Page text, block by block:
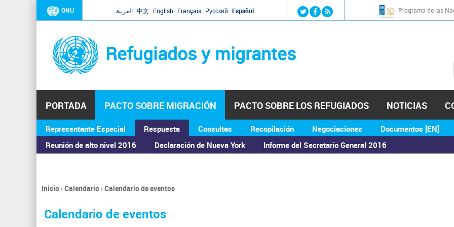
Jump to navigation
ONU العربية 中文 English Français Русский Español Programa de las
Refugiados y migrantes
PORTADA PACTO SOBRE MIGRACIÓN
Representante Especial
Respuesta
Reunión de alto nivel 2016
Declaración de Nueva York Informe del Secretario General 2016
Consultas Recopilación Negociaciones Documentos [EN]
PACTO SOBRE LOS REFUGIADOS NOTICIAS
ASAMBLEA GENERAL
Se
encuentra
usted
Inicio›Calendario›Calendario de eventos
Calendario de eventos